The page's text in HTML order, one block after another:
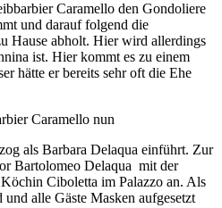
Caramello den Gondoliere
und darauf folgend die
Hause abholt. Hier wird allerdings
ist. Hier kommt es zu einem
hätte er bereits sehr oft die Ehe
Caramello nun
als Barbara Delaqua einführt. Zur
Bartolomeo Delaqua mit der
Ciboletta im Palazzo an. Als
alle Gäste Masken aufgesetzt